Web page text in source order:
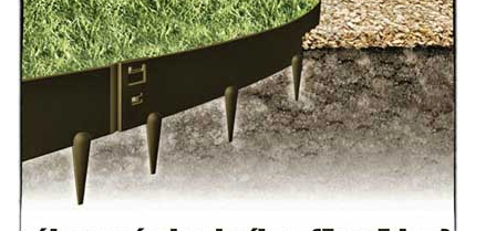
Kostel svatého Vendelína v Perštejně
Kostel Nejsvětější Trojice v Klášterci nad
Evangelická modlitebna u autobusového
nádraží v Dubé
Hřbitovní kaple ve Velkém Šenově
Kaple svaté Apolónie v Cítolibech